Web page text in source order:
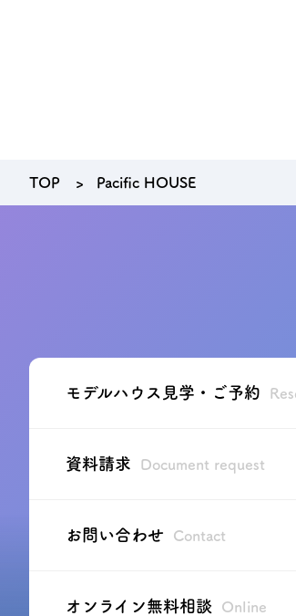
TOP Pacific HOUSE
モデルハウス見学・ご予約
資料請求 Document request
お問い合わせ Contact
オンライン無料相談 Online